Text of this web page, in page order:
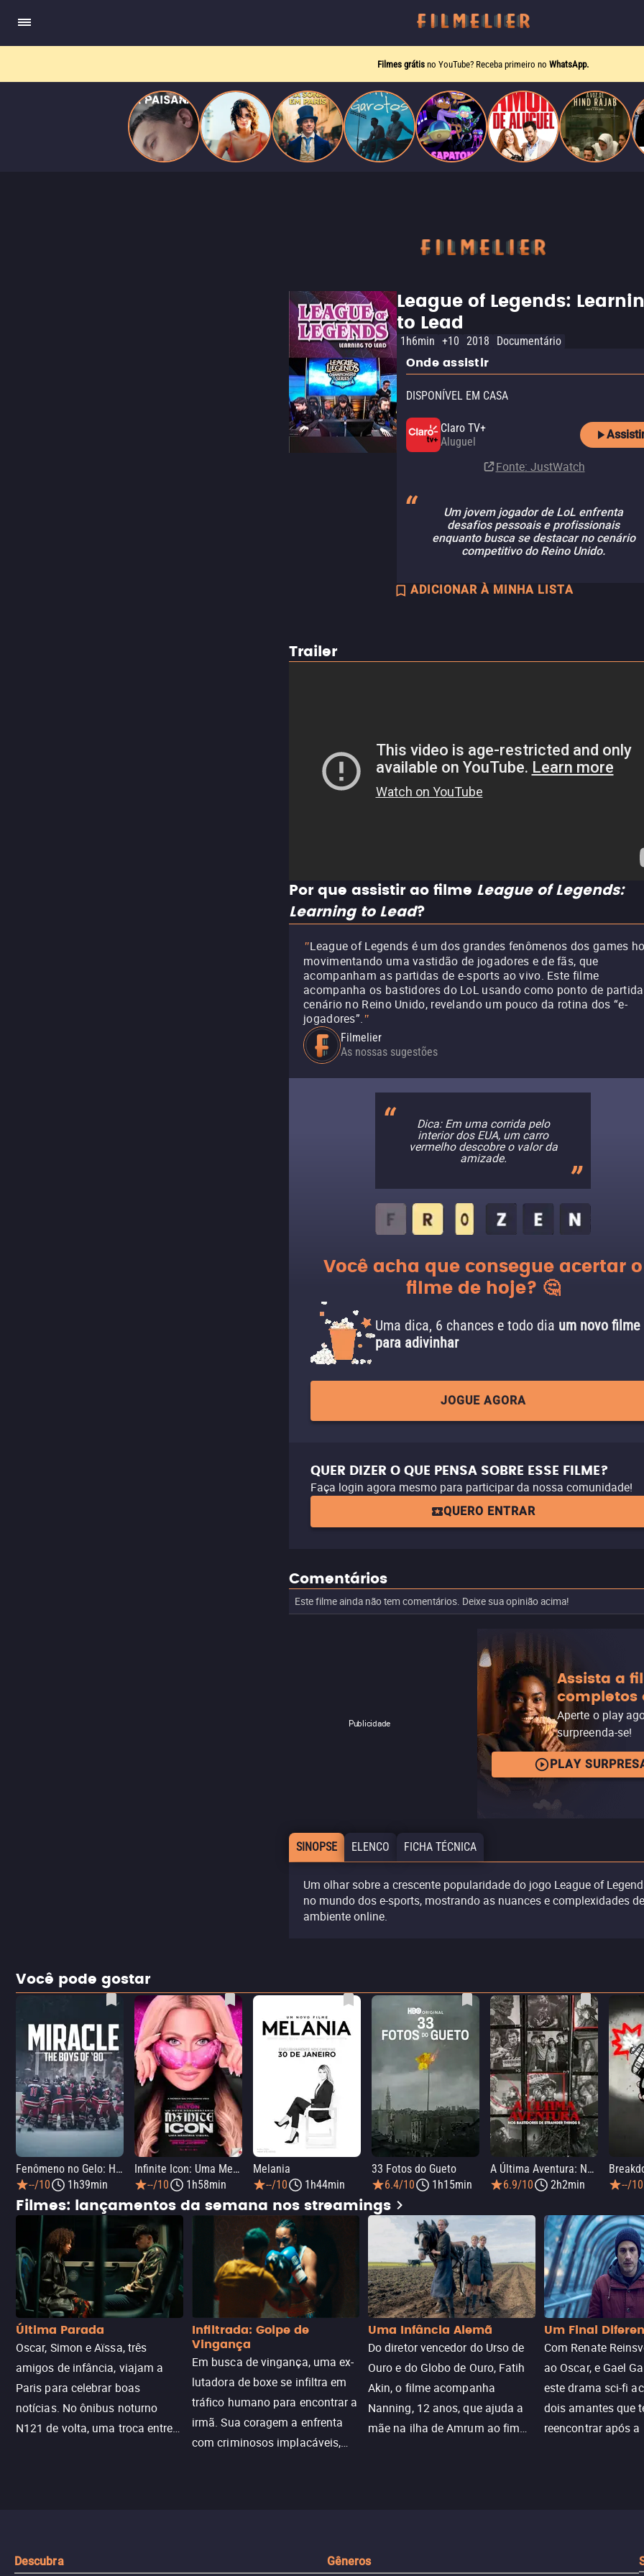
Filmes grátis no YouTube? Receba primeiro no WhatsApp.
League of Legends:
to Lead
1h6min +10 2018 Documentário
Onde assistir
DISPONÍVEL EM CASA
Claro TV+
Aluguel
Fonte: JustWatch
Um jovem jogador de LoL enfrenta
desafios pessoais e profissionais
enquanto busca se destacar no cenário
competitivo do Reino Unido.
ADICIONAR À MINHA LISTA
Trailer
Por que assistir ao filme League of Legends:
Learning to Lead?
"League of Legends é um dos grandes fenômenos dos games
movimentando uma vastidão de jogadores e de fãs, que
acompanham as partidas de e-sports ao vivo. Este filme
acompanha os bastidores do LoL usando como ponto de
cenário no Reino Unido, revelando um pouco da rotina dos “e-
jogadores”."
Filmelier
As nossas sugestões
Dica: Em uma corrida pelo
interior dos EUA, um carro
vermelho descobre o valor da
amizade.
Você acha que consegue acertar o
filme de hoje? 🤔
Uma dica, 6 chances e todo dia um novo filme
para adivinhar
JOGUE AGORA
QUER DIZER O QUE PENSA SOBRE ESSE FILME?
Faça login agora mesmo para participar da nossa comunidade!
QUERO ENTRAR
Comentários
Este filme ainda não tem comentários. Deixe sua opinião acima!
Publicidade
Assista a
completos
Aperte o play
surpreenda-se!
PLAY
SINOPSE ELENCO FICHA TÉCNICA
Um olhar sobre a crescente popularidade do jogo League of
no mundo dos e-sports, mostrando as nuances e complexidades
ambiente online.
Você pode gostar
Fenômeno no Gelo: Hóquei na Guerra Fria
--/10
1h39min
Infinite Icon: Uma Memória Visual
--/10
1h58min
Melania
--/10
1h44min
33 Fotos do Gueto
6.4/10
1h15min
A Última Aventura: Nos Bastidores de Stranger Things 5
6.9/10
2h2min
--/10
Filmes: lançamentos da semana nos streamings
Última Parada
Oscar, Simon e Aïssa, três
amigos de infância, viajam a
Paris para celebrar boas
notícias. No ônibus noturno
N121 de volta, uma troca entre
Infiltrada: Golpe de
Vingança
Em busca de vingança, uma ex-
lutadora de boxe se infiltra em
tráfico humano para encontrar a
irmã. Sua coragem a enfrenta
com criminosos implacáveis,
Uma Infância Alemã
Do diretor vencedor do Urso de
Ouro e do Globo de Ouro, Fatih
Akin, o filme acompanha
Nanning, 12 anos, que ajuda a
mãe na ilha de Amrum ao fim
Um Final
Com Renate
ao Oscar, e Gael
este drama sci-fi
dois amantes que
reencontrar após
Descubra Gêneros